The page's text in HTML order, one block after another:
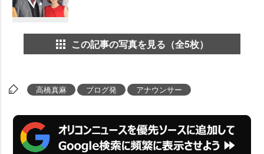
この記事の写真を見る（全5枚）
高橋真麻 ブログ発 アナウンサー